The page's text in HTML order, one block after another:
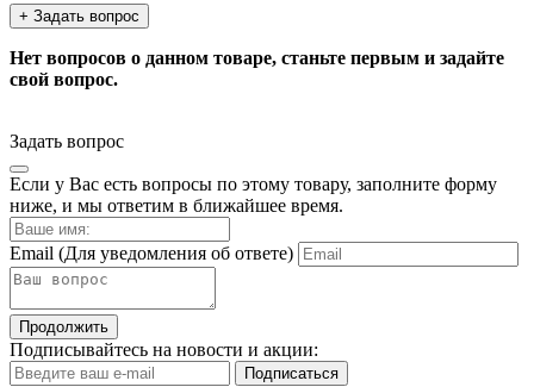
+ Задать вопрос
Нет вопросов о данном товаре, станьте первым и задайте
свой вопрос.
Задать вопрос
Если у Вас есть вопросы по этому товару, заполните форму
ниже, и мы ответим в ближайшее время.
Email (Для уведомления об ответе)
Продолжить
Подписывайтесь на новости и акции:
Подписаться